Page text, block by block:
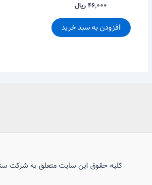
۴۶,۰۰۰ ریال
افزودن به سبد خرید
کلیه حقوق این سایت متعلق به شرکت